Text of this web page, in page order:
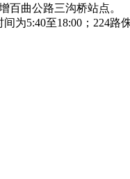
百曲公路三沟桥站点。
为5:40至18:00；224